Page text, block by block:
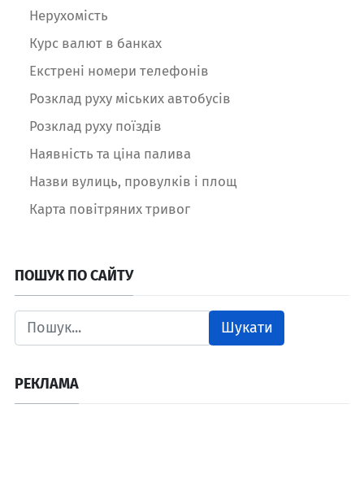
Нерухомість
Курс валют в банках
Екстрені номери телефонів
Розклад руху міських автобусів
Розклад руху поїздів
Наявність та ціна палива
Назви вулиць, провулків і площ
Карта повітряних тривог
ПОШУК ПО САЙТУ
Шукати
РЕКЛАМА